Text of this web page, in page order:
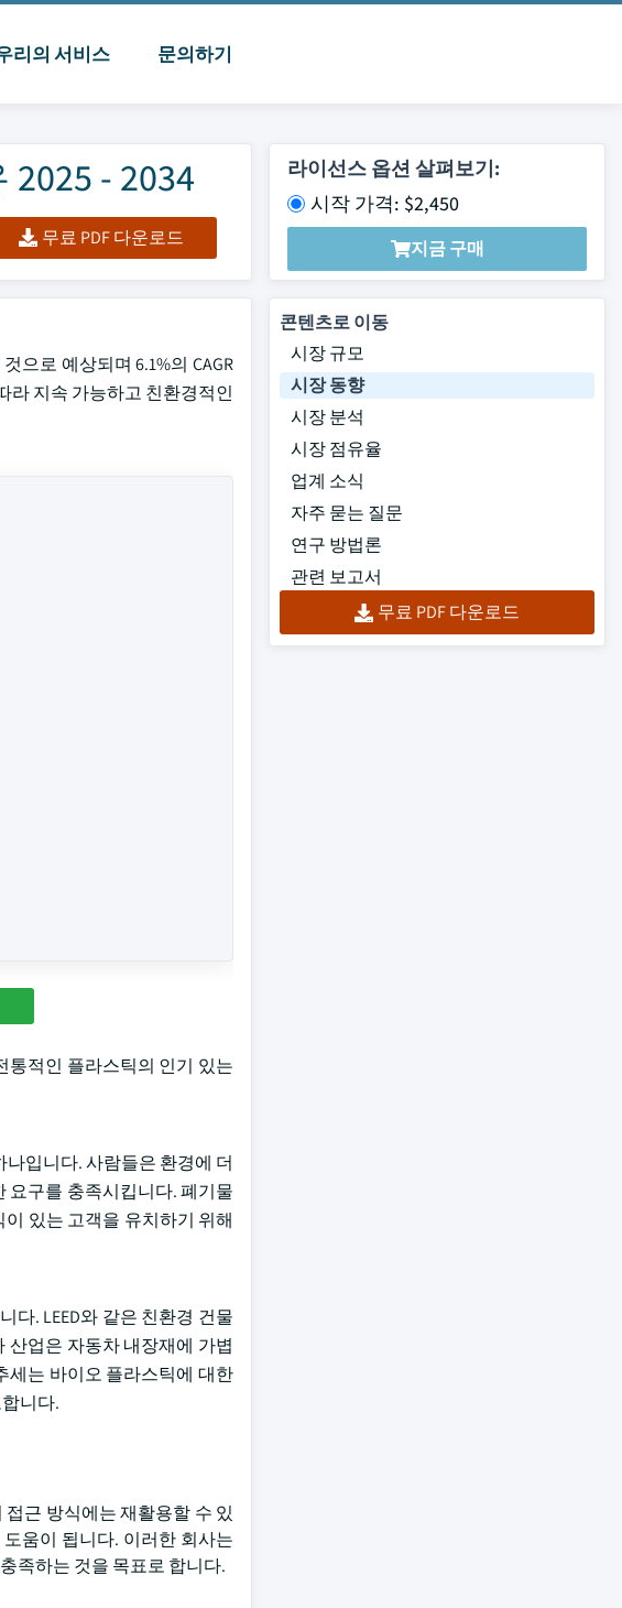
리의 서비스 문의하기
- 2034
무료 PDF 다운로드
라이선스 옵션 살펴보기:
시작 가격: $2,450
지금 구매
으로 예상되며 6.1%의 CAGR
라 지속 가능하고 친환경적인
통적인 플라스틱의 인기 있는
입니다. 사람들은 환경에 더
요구를 충족시킵니다. 폐기물
있는 고객을 유치하기 위해
. LEED와 같은 친환경 건물
업은 자동차 내장재에 가볍
세는 바이오 플라스틱에 대한
니다.
근 방식에는 재활용할 수 있
움이 됩니다. 이러한 회사는
족하는 것을 목표로 합니다.
콘텐츠로 이동
시장 규모
시장 동향
시장 분석
시장 점유율
업계 소식
자주 묻는 질문
연구 방법론
관련 보고서
무료 PDF 다운로드